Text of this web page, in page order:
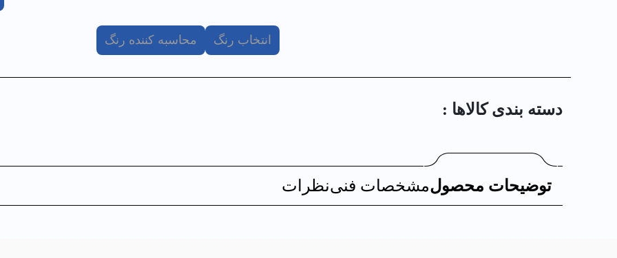
انتخاب رنگ محاسبه کننده رنگ
دسته بندی کالا‌ها :
توضیحات محصولمشخصات فنینظرات